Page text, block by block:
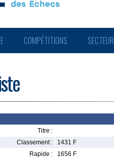
COMPÉTITIONS
Titre :
Classement :
1431 F
Rapide :
1656 F